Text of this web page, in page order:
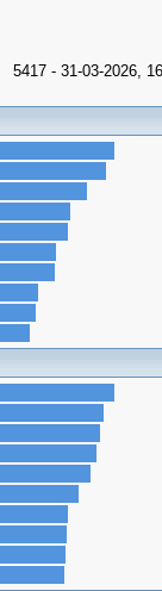
5417 - 31-03-2026,